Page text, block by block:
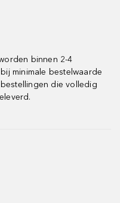
binnen 2-4
minimale bestelwaarde
die volledig